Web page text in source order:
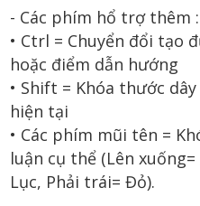
- Các phím hổ trợ thêm :
• Ctrl = Chuyển đổi tạo
hoặc điểm dẫn hướng
• Shift = Khóa thước
hiện tại
• Các phím mũi tên =
luận cụ thể (Lên
Lục, Phải trái= Đỏ).